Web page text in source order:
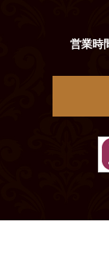
営業時